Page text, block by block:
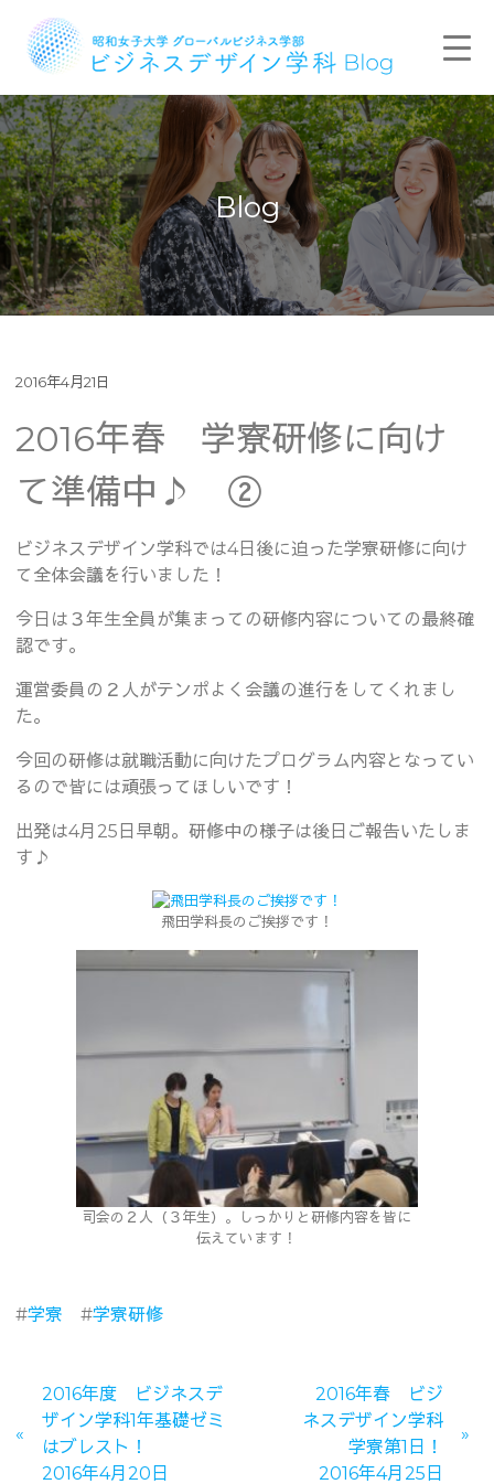
Blog
2016年4月21日
2016年春 学寮研修に向け
て準備中♪ ②
ビジネスデザイン学科では4日後に迫った学寮研修に向け
て全体会議を行いました！
今日は３年生全員が集まっての研修内容についての最終確
認です。
運営委員の２人がテンポよく会議の進行をしてくれまし
た。
今回の研修は就職活動に向けたプログラム内容となってい
るので皆には頑張ってほしいです！
出発は4月25日早朝。研修中の様子は後日ご報告いたしま
す♪
飛田学科長のご挨拶です！
司会の２人（３年生）。しっかりと研修内容を皆に
伝えています！
#学寮 #学寮研修
2016年度 ビジネスデ
ザイン学科1年基礎ゼミ
はブレスト！
2016年4月20日
2016年春 ビジ
ネスデザイン学科
学寮第1日！
2016年4月25日